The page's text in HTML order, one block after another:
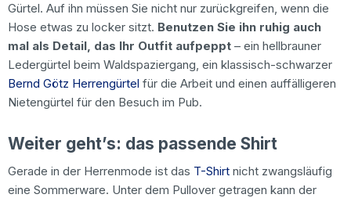
Gürtel. Auf ihn müssen Sie nicht nur zurückgreifen, wenn die
Hose etwas zu locker sitzt. Benutzen Sie ihn ruhig auch
mal als Detail, das Ihr Outfit aufpeppt – ein hellbrauner
Ledergürtel beim Waldspaziergang, ein klassisch-schwarzer
Bernd Götz Herrengürtel für die Arbeit und einen auffälligeren
Nietengürtel für den Besuch im Pub.
Weiter geht’s: das passende Shirt
Gerade in der Herrenmode ist das T-Shirt nicht zwangsläufig
eine Sommerware. Unter dem Pullover getragen kann der